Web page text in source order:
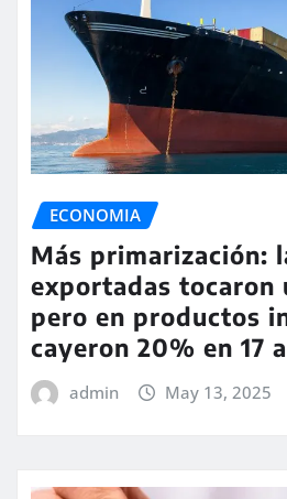
ECONOMIA
Más primarización:
exportadas tocaron
pero en productos
cayeron 20% en 17
admin May 13, 2025